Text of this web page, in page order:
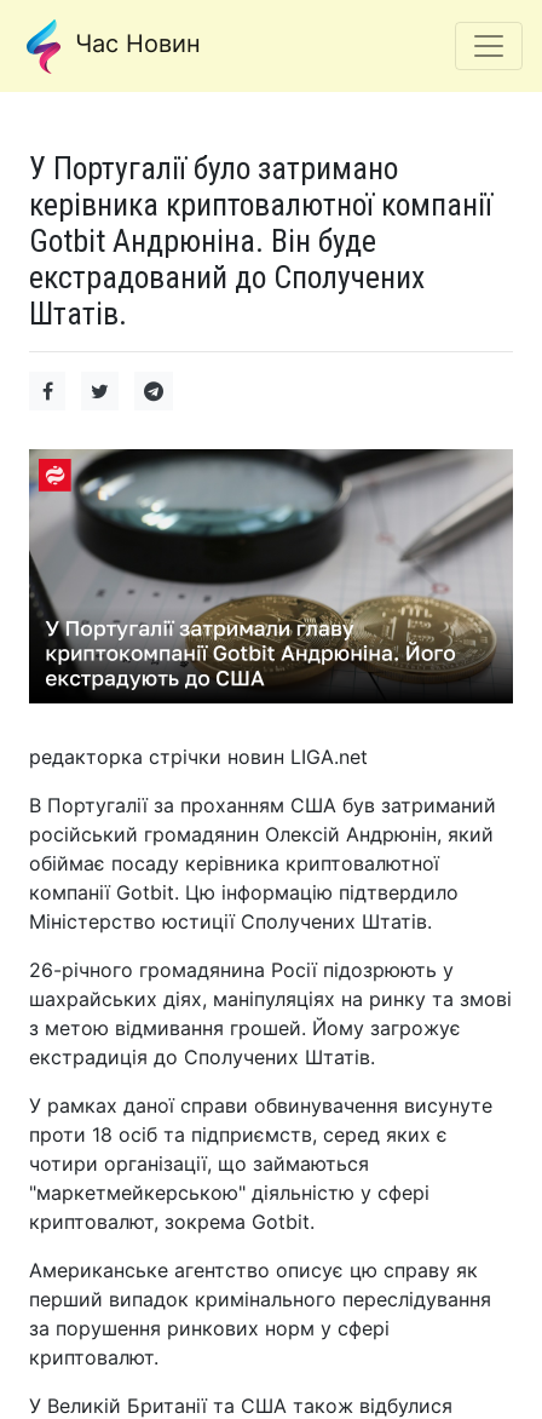
Час Новин
У Португалії було затримано
керівника криптовалютної компанії
Gotbit Андрюніна. Він буде
екстрадований до Сполучених
Штатів.
редакторка стрічки новин LIGA.net
В Португалії за проханням США був затриманий
російський громадянин Олексій Андрюнін, який
обіймає посаду керівника криптовалютної
компанії Gotbit. Цю інформацію підтвердило
Міністерство юстиції Сполучених Штатів.
26-річного громадянина Росії підозрюють у
шахрайських діях, маніпуляціях на ринку та змові
з метою відмивання грошей. Йому загрожує
екстрадиція до Сполучених Штатів.
У рамках даної справи обвинувачення висунуте
проти 18 осіб та підприємств, серед яких є
чотири організації, що займаються
"маркетмейкерською" діяльністю у сфері
криптовалют, зокрема Gotbit.
Американське агентство описує цю справу як
перший випадок кримінального переслідування
за порушення ринкових норм у сфері
криптовалют.
У Великій Британії та США також відбулися